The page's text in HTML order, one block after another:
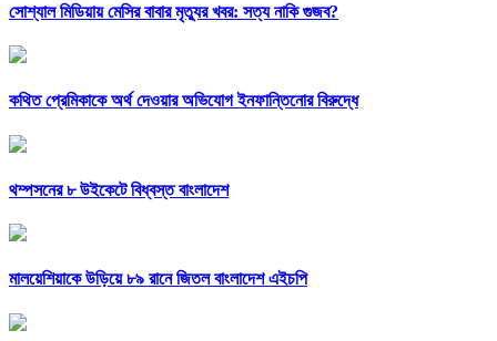
সোশ্যাল মিডিয়ায় মেসির বাবার মৃত্যুর খবর: সত্য নাকি গুজব?
কথিত প্রেমিকাকে অর্থ দেওয়ার অভিযোগ ইনফান্তিনোর বিরুদ্ধে
থম্পসনের ৮ উইকেটে বিধ্বস্ত বাংলাদেশ
মালয়েশিয়াকে উড়িয়ে ৮৯ রানে জিতল বাংলাদেশ এইচপি